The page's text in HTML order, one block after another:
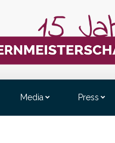
Media Press